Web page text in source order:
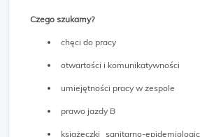
Czego szukamy?
chęci do pracy
otwartości i komunikatywności
umiejętności pracy w zespole
prawo jazdy B
książeczki sanitarno-